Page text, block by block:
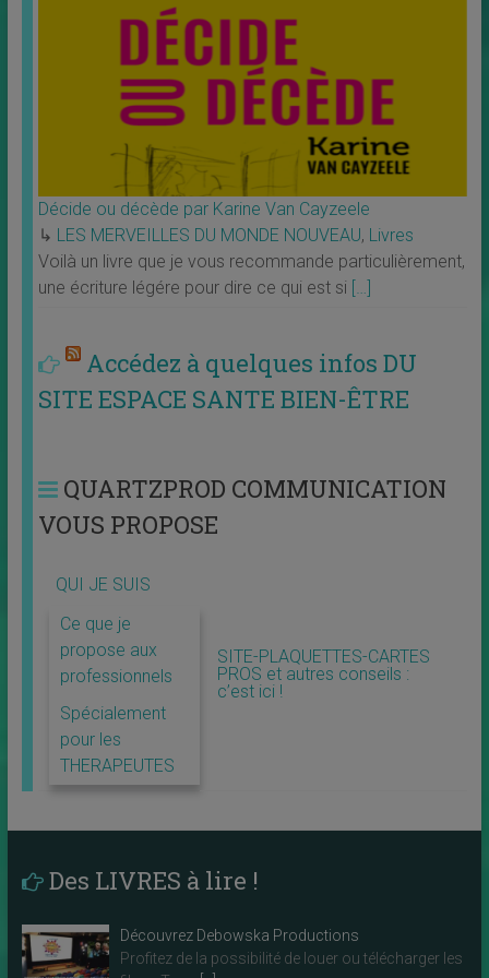
Décide ou décède par Karine Van Cayzeele
↳ LES MERVEILLES DU MONDE NOUVEAU, Livres
Voilà un livre que je vous recommande particulièrement,
une écriture légére pour dire ce qui est si […]
Accédez à quelques infos DU
SITE ESPACE SANTE BIEN-ÊTRE
QUARTZPROD COMMUNICATION
VOUS PROPOSE
QUI JE SUIS
Ce que je
propose aux
professionnels
Spécialement
pour les
THERAPEUTES
SITE-PLAQUETTES-CARTES
PROS et autres conseils :
c’est ici !
Des LIVRES à lire !
Découvrez Debowska Productions
Profitez de la possibilité de louer ou télécharger les